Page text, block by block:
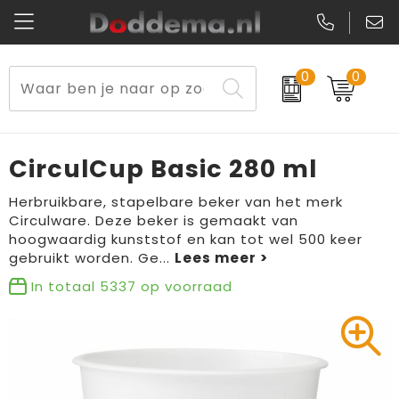
0 0
Paraplu's
Reisbenodigdheden
Aanstekers
Elektronica, Gadgets en USB
Levensmiddelen
Bidons en Sportflessen
Veiligheidsvesten en Veiligheidshesjes
Schorten en Sloven
Veiligheidssignalering en Verlichting
Gereedschap
Schoenen
Sweaters
Kledingaccessoires
T-Shirts
Peuters en Baby's
Schoenen
Lunchtassen
Opbergtassen
Schoenentassen
Golftassen
Duffeltassen
Draagtassen
CirculCup Basic 280 ml
Herbruikbare, stapelbare beker van het merk
Circulware. Deze beker is gemaakt van
hoogwaardig kunststof en kan tot wel 500 keer
gebruikt worden. Ge...
In totaal 5337 op voorraad